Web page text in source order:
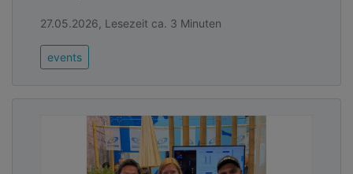
27.05.2026, Lesezeit ca. 3 Minuten
events